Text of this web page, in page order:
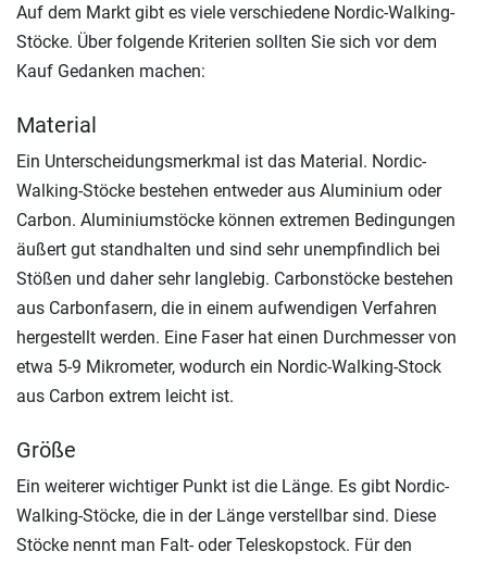
Auf dem Markt gibt es viele verschiedene Nordic-Walking-
Stöcke. Über folgende Kriterien sollten Sie sich vor dem
Kauf Gedanken machen:
Material
Ein Unterscheidungsmerkmal ist das Material. Nordic-
Walking-Stöcke bestehen entweder aus Aluminium oder
Carbon. Aluminiumstöcke können extremen Bedingungen
äußert gut standhalten und sind sehr unempfindlich bei
Stößen und daher sehr langlebig. Carbonstöcke bestehen
aus Carbonfasern, die in einem aufwendigen Verfahren
hergestellt werden. Eine Faser hat einen Durchmesser von
etwa 5-9 Mikrometer, wodurch ein Nordic-Walking-Stock
aus Carbon extrem leicht ist.
Größe
Ein weiterer wichtiger Punkt ist die Länge. Es gibt Nordic-
Walking-Stöcke, die in der Länge verstellbar sind. Diese
Stöcke nennt man Falt- oder Teleskopstock. Für den